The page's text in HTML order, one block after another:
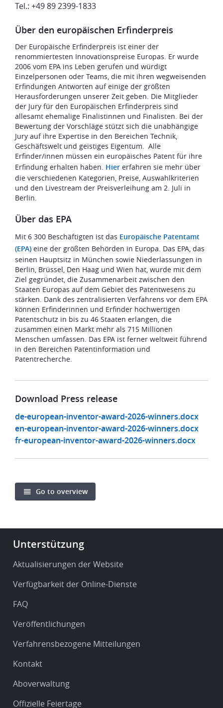
Tel.: +49 89 2399-1833
Über den europäischen Erfinderpreis
Der Europäische Erfinderpreis ist einer der
renommiertesten Innovationspreise Europas. Er wurde
2006 vom EPA ins Leben gerufen und würdigt
Einzelpersonen oder Teams, die mit ihren wegweisenden
Erfindungen Antworten auf einige der größten
Herausforderungen unserer Zeit geben. Die Mitglieder
der Jury für den Europäischen Erfinderpreis sind
allesamt ehemalige Finalistinnen und Finalisten. Bei der
Bewertung der Vorschläge stützt sich die unabhängige
Jury auf ihre Expertise in den Bereichen Technik,
Geschäftswelt und geistiges Eigentum. Alle
Erfinder/innen müssen ein europäisches Patent für ihre
Erfindung erhalten haben. Hier erfahren sie mehr über
die verschiedenen Kategorien, Preise, Auswahlkriterien
und den Livestream der Preisverleihung am 2. Juli in
Berlin.
Über das EPA
Mit 6 300 Beschäftigten ist das Europäische Patentamt
(EPA) eine der größten Behörden in Europa. Das EPA, das
seinen Hauptsitz in München sowie Niederlassungen in
Berlin, Brüssel, Den Haag und Wien hat, wurde mit dem
Ziel gegründet, die Zusammenarbeit zwischen den
Staaten Europas auf dem Gebiet des Patentwesens zu
stärken. Dank des zentralisierten Verfahrens vor dem EPA
können Erfinderinnen und Erfinder hochwertigen
Patentschutz in bis zu 46 Staaten erlangen, die
zusammen einen Markt mehr als 715 Millionen
Menschen umfassen. Das EPA ist ferner weltweit führend
in den Bereichen Patentinformation und
Patentrecherche.
Download Press release
de-european-inventor-award-2026-winners.docx
en-european-inventor-award-2026-winners.docx
fr-european-inventor-award-2026-winners.docx
Go to overview
Footer
Service
support
Unterstützung
Aktualisierungen der Website
Verfügbarkeit der Online-Dienste
FAQ
Veröffentlichungen
Verfahrensbezogene Mitteilungen
Kontakt
Aboverwaltung
Offizielle Feiertage